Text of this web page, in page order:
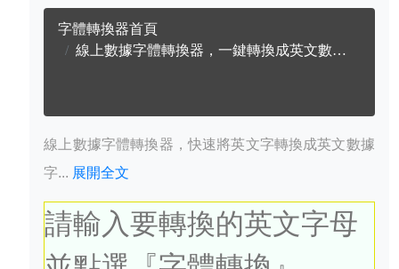
字體轉換器首頁
線上數據字體轉換器，一鍵轉換成英文數據字體
線上數據字體轉換器，快速將英文字轉換成英文數據
字... 展開全文